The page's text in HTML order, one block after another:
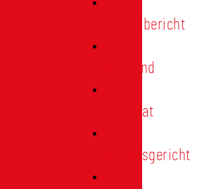
Jahresbericht
Vorstand
Ehrenrat
Schiedsgericht